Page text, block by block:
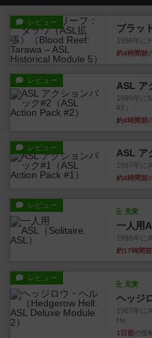
レビュー
ブラッ
1996年に
約4時間前
レビュー ASL ア
1999年に
#2』...
約4時間前
レビュー ASL ア
1997年に
約4時間前
レビュー
充実
一人用
1995年に
約17時間前
レビュー
充実
ヘッジ
1987年に
He...
1日前の投